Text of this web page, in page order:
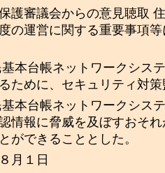
護審議会からの意見聴取
の運営に関する重要事項
本台帳ネットワークシス
ために、セキュリティ対
本台帳ネットワークシス
情報に脅威を及ぼすおそ
ができることとした。
月１日